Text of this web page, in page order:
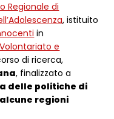
Regionale di
, istituito
in
e
di ricerca,
, finalizzato a
delle politiche di
regioni